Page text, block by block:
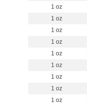
1 oz
1 oz
1 oz
1 oz
1 oz
1 oz
1 oz
1 oz
1 oz